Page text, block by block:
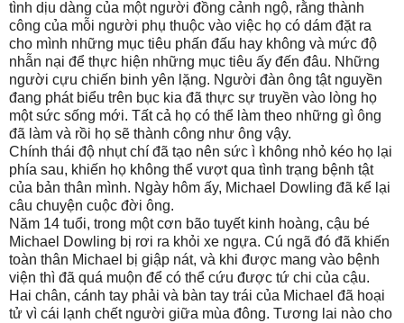
tình dịu dàng của một người đồng cảnh ngộ, rằng thành
công của mỗi người phụ thuộc vào việc họ có dám đặt ra
cho mình những mục tiêu phấn đấu hay không và mức độ
nhẫn nại để thực hiện những mục tiêu ấy đến đâu. Những
người cựu chiến binh yên lặng. Người đàn ông tật nguyền
đang phát biểu trên bục kia đã thực sự truyền vào lòng họ
một sức sống mới. Tất cả họ có thể làm theo những gì ông
đã làm và rồi họ sẽ thành công như ông vậy.
Chính thái độ nhụt chí đã tạo nên sức ì không nhỏ kéo họ lại
phía sau, khiến họ không thể vượt qua tình trạng bệnh tật
của bản thân mình. Ngày hôm ấy, Michael Dowling đã kể lại
câu chuyện cuộc đời ông.
Năm 14 tuổi, trong một cơn bão tuyết kinh hoàng, cậu bé
Michael Dowling bị rơi ra khỏi xe ngựa. Cú ngã đó đã khiến
toàn thân Michael bị giập nát, và khi được mang vào bệnh
viện thì đã quá muộn để có thể cứu được tứ chi của cậu.
Hai chân, cánh tay phải và bàn tay trái của Michael đã hoại
tử vì cái lạnh chết người giữa mùa đông. Tương lai nào cho